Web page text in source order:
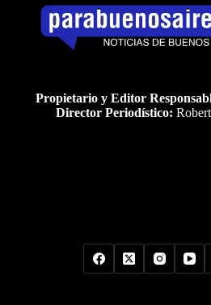
Propietario y Editor
Director Periodístico: